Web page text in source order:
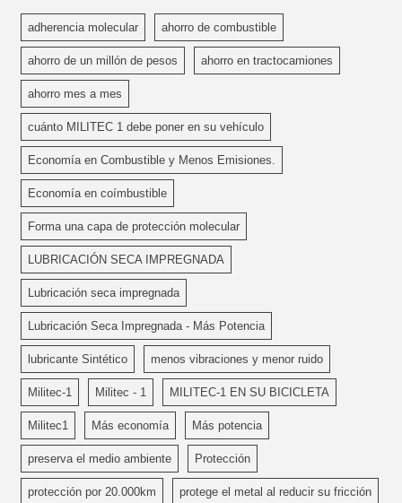
adherencia molecular ahorro de combustible
ahorro de un millón de pesos ahorro en tractocamiones
ahorro mes a mes
cuánto MILITEC 1 debe poner en su vehículo
Economía en Combustible y Menos Emisiones.
Economía en coímbustible
Forma una capa de protección molecular
LUBRICACIÓN SECA IMPREGNADA
Lubricación seca impregnada
Lubricación Seca Impregnada - Más Potencia
lubricante Sintético menos vibraciones y menor ruido
Militec-1 Militec - 1 MILITEC-1 EN SU BICICLETA
Militec1 Más economía Más potencia
preserva el medio ambiente Protección
protección por 20.000km protege el metal al reducir su fricción